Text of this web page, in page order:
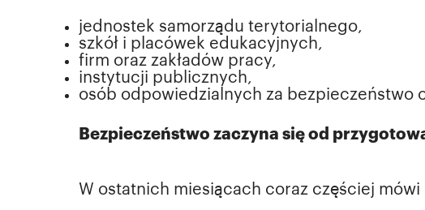
jednostek samorządu terytorialnego,
szkół i placówek edukacyjnych,
firm oraz zakładów pracy,
instytucji publicznych,
osób odpowiedzialnych za bezpieczeństwo
Bezpieczeństwo zaczyna się od
W ostatnich miesiącach coraz częściej